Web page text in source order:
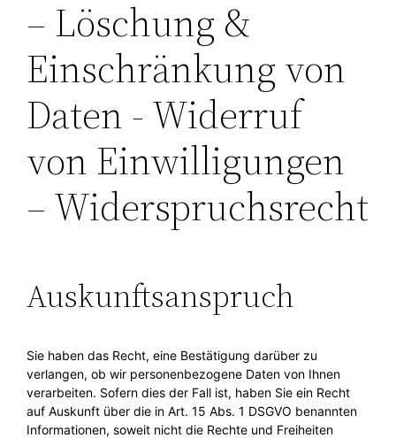
– Löschung &
Einschränkung von
Daten - Widerruf
von Einwilligungen
– Widerspruchsrecht
Auskunftsanspruch
Sie haben das Recht, eine Bestätigung darüber zu
verlangen, ob wir personenbezogene Daten von Ihnen
verarbeiten. Sofern dies der Fall ist, haben Sie ein Recht
auf Auskunft über die in Art. 15 Abs. 1 DSGVO benannten
Informationen, soweit nicht die Rechte und Freiheiten